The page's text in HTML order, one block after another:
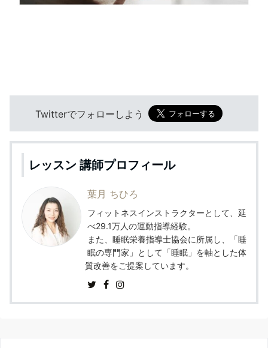
Twitterでフォローしよう
レッスン 講師プロフィール
葉月 ちひろ
フィットネスインストラクターとして、延
べ29.1万人の運動指導経験。
また、睡眠栄養指導士協会に所属し、「睡
眠の専門家」として「睡眠」を軸とした体
質改善をご提案しています。